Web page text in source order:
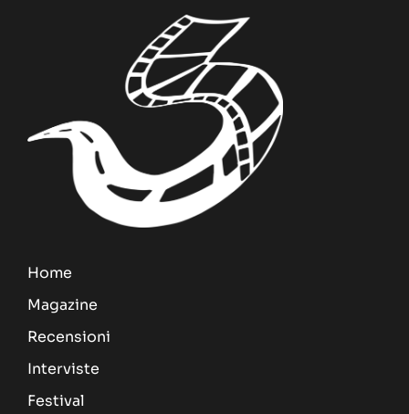
Home
Magazine
Recensioni
Interviste
Festival